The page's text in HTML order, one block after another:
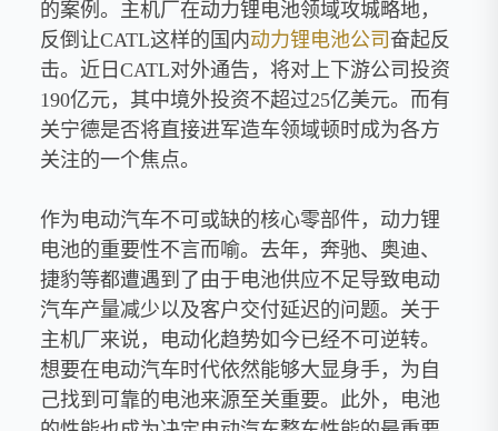
的案例。主机厂在动力锂电池领域攻城略地，
反倒让CATL这样的国内动力锂电池公司奋起反
击。近日CATL对外通告，将对上下游公司投资
190亿元，其中境外投资不超过25亿美元。而有
关宁德是否将直接进军造车领域顿时成为各方
关注的一个焦点。
作为电动汽车不可或缺的核心零部件，动力锂
电池的重要性不言而喻。去年，奔驰、奥迪、
捷豹等都遭遇到了由于电池供应不足导致电动
汽车产量减少以及客户交付延迟的问题。关于
主机厂来说，电动化趋势如今已经不可逆转。
想要在电动汽车时代依然能够大显身手，为自
己找到可靠的电池来源至关重要。此外，电池